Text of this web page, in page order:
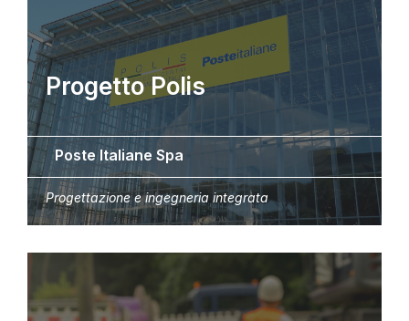
Progetto Polis
Poste Italiane Spa
Progettazione e ingegneria integrata